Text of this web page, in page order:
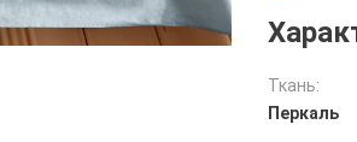
Ткань:
Перкаль